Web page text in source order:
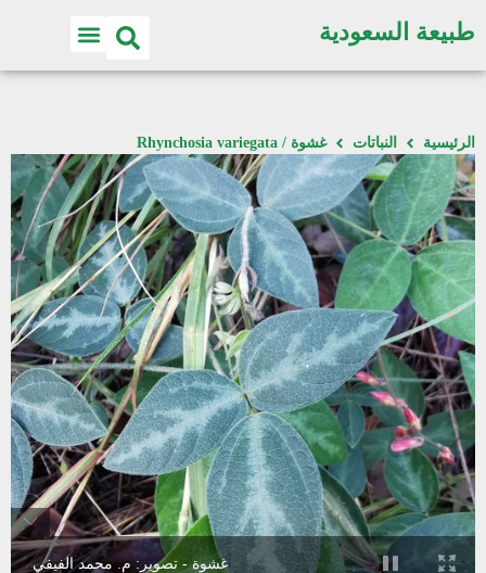
طبيعة السعودية
الرئيسية النباتات غشوة / Rhynchosia variegata
غشوة - تصوير: م. محمد الفيفي